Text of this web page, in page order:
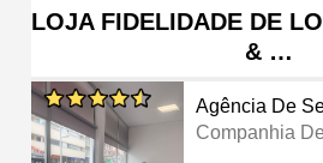
LOJA FIDELIDADE DE
& …
Agência De
Companhia